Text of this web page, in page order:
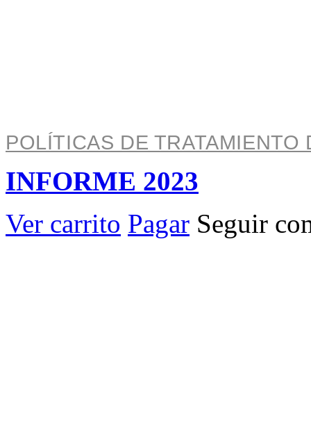
POLÍTICAS DE TRATAMIENTO
INFORME 2023
Ver carrito Pagar Seguir